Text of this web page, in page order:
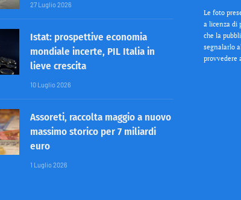
27 Luglio 2026
Istat: prospettive economia
mondiale incerte, PIL Italia in
lieve crescita
10 Luglio 2026
Assoreti, raccolta maggio a nuovo
massimo storico per 7 miliardi
euro
1 Luglio 2026
Le foto
a licenza di
che la
segnalarlo
provvedere